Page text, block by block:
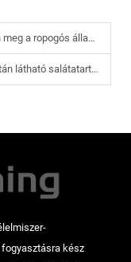
látható salátatároló edényekben?
éttermi salátaeladás után?
kész